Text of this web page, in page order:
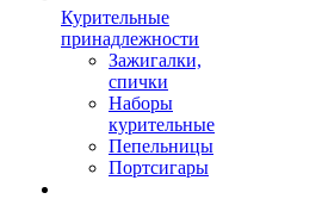
Курительные
принадлежности
Зажигалки,
спички
Наборы
курительные
Пепельницы
Портсигары